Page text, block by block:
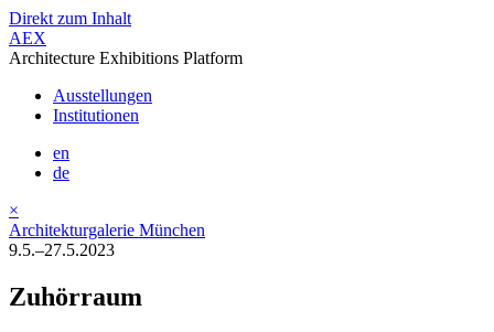
Direkt zum Inhalt
AEX
Architecture Exhibitions Platform
Ausstellungen
Institutionen
en
de
×
Architekturgalerie München
9.5.–27.5.2023
Zuhörraum